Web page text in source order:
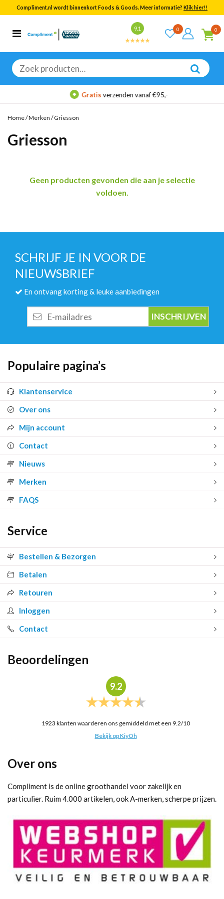
Compliment.nl wordt binnenkort Foods & Goods. Meer informatie? Klik hier!!
9.1 0 0
Zoeken
naar:
Categorieën
Bekijk alle resultaten
Gratisverzenden vanaf €95,-
Home/Merken /Griesson
Griesson
Geen producten gevonden die aan je selectie
voldoen.
SCHRIJF JE IN VOOR DE
NIEUWSBRIEF
En ontvang korting & leuke aanbiedingen
mailadres
Populaire pagina’s
Klantenservice
Over ons
Mijn account
Contact
Nieuws
Merken
FAQS
Service
Bestellen & Bezorgen
Betalen
Retouren
Inloggen
Contact
Beoordelingen
9.2
1923 klanten waarderen ons gemiddeld met een 9.2/10
Bekijk op KiyOh
Over ons
Compliment is de online groothandel voor zakelijk en
particulier. Ruim 4.000 artikelen, ook A-merken, scherpe prijzen.